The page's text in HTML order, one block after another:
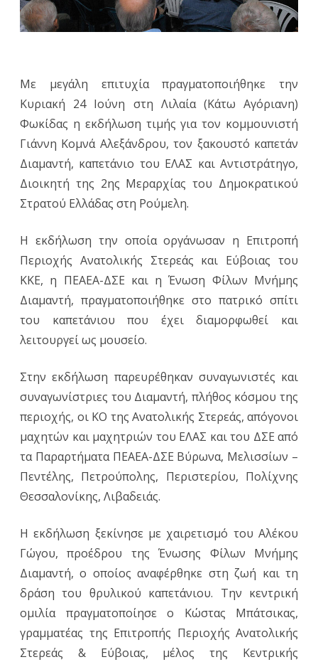
Με μεγάλη επιτυχία πραγματοποιήθηκε την
Κυριακή 24 Ιούνη στη Λιλαία (Κάτω Αγόριανη)
Φωκίδας η εκδήλωση τιμής για τον κομμουνιστή
Γιάννη Κομνά Αλεξάνδρου, τον ξακουστό καπετάν
Διαμαντή, καπετάνιο του ΕΛΑΣ και Αντιστράτηγο,
Διοικητή της 2ης Μεραρχίας του Δημοκρατικού
Στρατού Ελλάδας στη Ρούμελη.
Η εκδήλωση την οποία οργάνωσαν η Επιτροπή
Περιοχής Ανατολικής Στερεάς και Εύβοιας του
ΚΚΕ, η ΠΕΑΕΑ-ΔΣΕ και η Ένωση Φίλων Μνήμης
Διαμαντή, πραγματοποιήθηκε στο πατρικό σπίτι
του καπετάνιου που έχει διαμορφωθεί και
λειτουργεί ως μουσείο.
Στην εκδήλωση παρευρέθηκαν συναγωνιστές και
συναγωνίστριες του Διαμαντή, πλήθος κόσμου της
περιοχής, οι ΚΟ της Ανατολικής Στερεάς, απόγονοι
μαχητών και μαχητριών του ΕΛΑΣ και του ΔΣΕ από
τα Παραρτήματα ΠΕΑΕΑ-ΔΣΕ Βύρωνα, Μελισσίων –
Πεντέλης, Πετρούπολης, Περιστερίου, Πολίχνης
Θεσσαλονίκης, Λιβαδειάς.
Η εκδήλωση ξεκίνησε με χαιρετισμό του Αλέκου
Γώγου, προέδρου της Ένωσης Φίλων Μνήμης
Διαμαντή, ο οποίος αναφέρθηκε στη ζωή και τη
δράση του θρυλικού καπετάνιου. Την κεντρική
ομιλία πραγματοποίησε ο Κώστας Μπάτσικας,
γραμματέας της Επιτροπής Περιοχής Ανατολικής
Στερεάς & Εύβοιας, μέλος της Κεντρικής